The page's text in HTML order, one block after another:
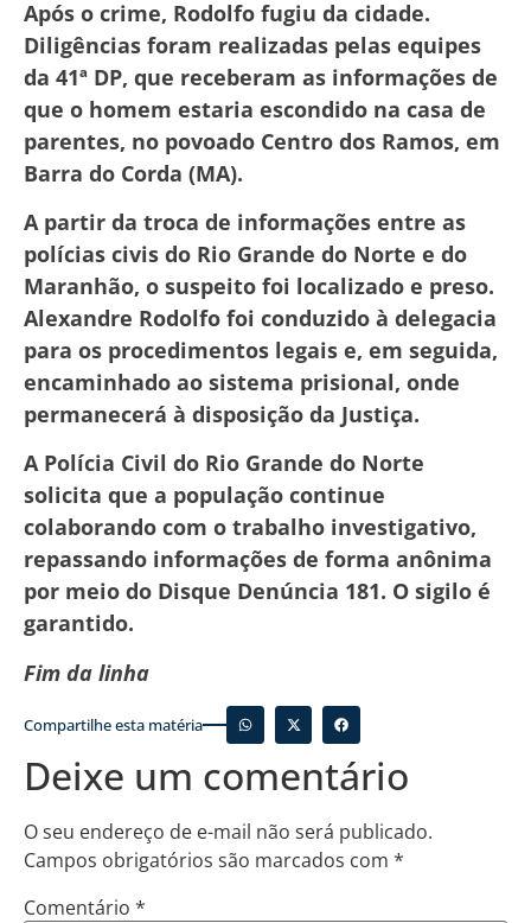
Após o crime, Rodolfo fugiu da cidade.
Diligências foram realizadas pelas equipes
da 41ª DP, que receberam as informações de
que o homem estaria escondido na casa de
parentes, no povoado Centro dos Ramos, em
Barra do Corda (MA).
A partir da troca de informações entre as
polícias civis do Rio Grande do Norte e do
Maranhão, o suspeito foi localizado e preso.
Alexandre Rodolfo foi conduzido à delegacia
para os procedimentos legais e, em seguida,
encaminhado ao sistema prisional, onde
permanecerá à disposição da Justiça.
A Polícia Civil do Rio Grande do Norte
solicita que a população continue
colaborando com o trabalho investigativo,
repassando informações de forma anônima
por meio do Disque Denúncia 181. O sigilo é
garantido.
Fim da linha
Compartilhe esta matéria
Deixe um comentário
O seu endereço de e-mail não será publicado.
Campos obrigatórios são marcados com *
Comentário *